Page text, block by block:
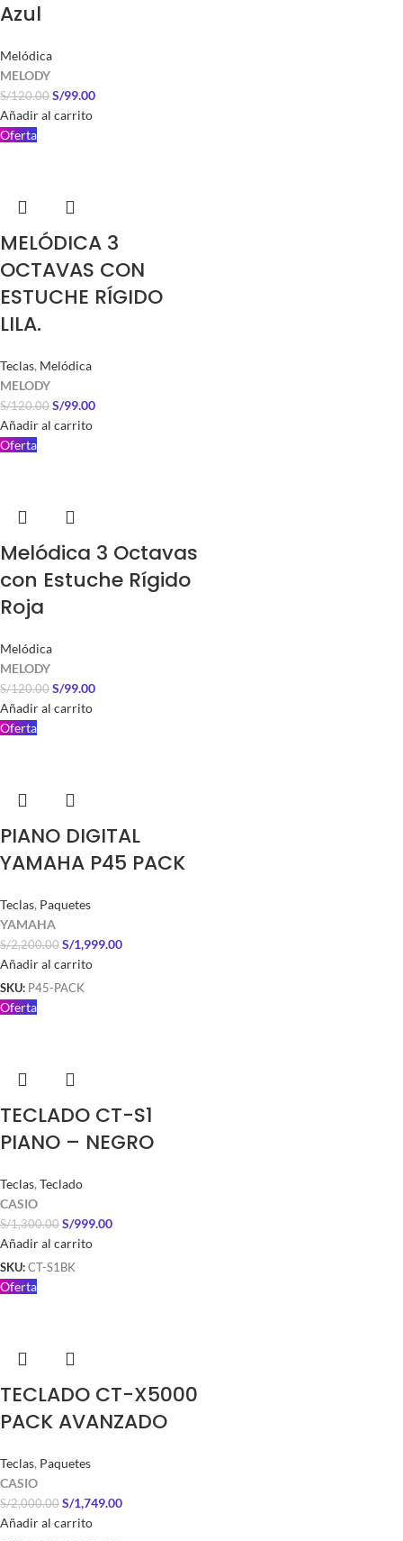
Azul
Melódica
MELODY
S/120.00 S/99.00
Añadir al carrito
Oferta
MELÓDICA 3
OCTAVAS CON
ESTUCHE RÍGIDO
LILA.
Teclas, Melódica
MELODY
S/120.00 S/99.00
Añadir al carrito
Oferta
Melódica 3 Octavas
con Estuche Rígido
Roja
Melódica
MELODY
S/120.00 S/99.00
Añadir al carrito
Oferta
PIANO DIGITAL
YAMAHA P45 PACK
Teclas, Paquetes
YAMAHA
S/2,200.00 S/1,999.00
Añadir al carrito
SKU: P45-PACK
Oferta
TECLADO CT-S1
PIANO – NEGRO
Teclas, Teclado
CASIO
S/1,300.00 S/999.00
Añadir al carrito
SKU: CT-S1BK
Oferta
TECLADO CT-X5000
PACK AVANZADO
Teclas, Paquetes
CASIO
S/2,000.00 S/1,749.00
Añadir al carrito